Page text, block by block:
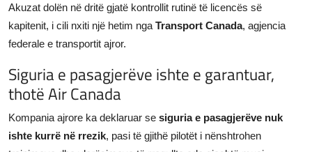
Akuzat dolën në dritë gjatë kontrollit rutinë të licencës së
kapitenit, i cili nxiti një hetim nga Transport Canada, agjencia
federale e transportit ajror.
Siguria e pasagjerëve ishte e garantuar,
thotë Air Canada
Kompania ajrore ka deklaruar se siguria e pasagjerëve nuk
ishte kurrë në rrezik, pasi të gjithë pilotët i nënshtrohen